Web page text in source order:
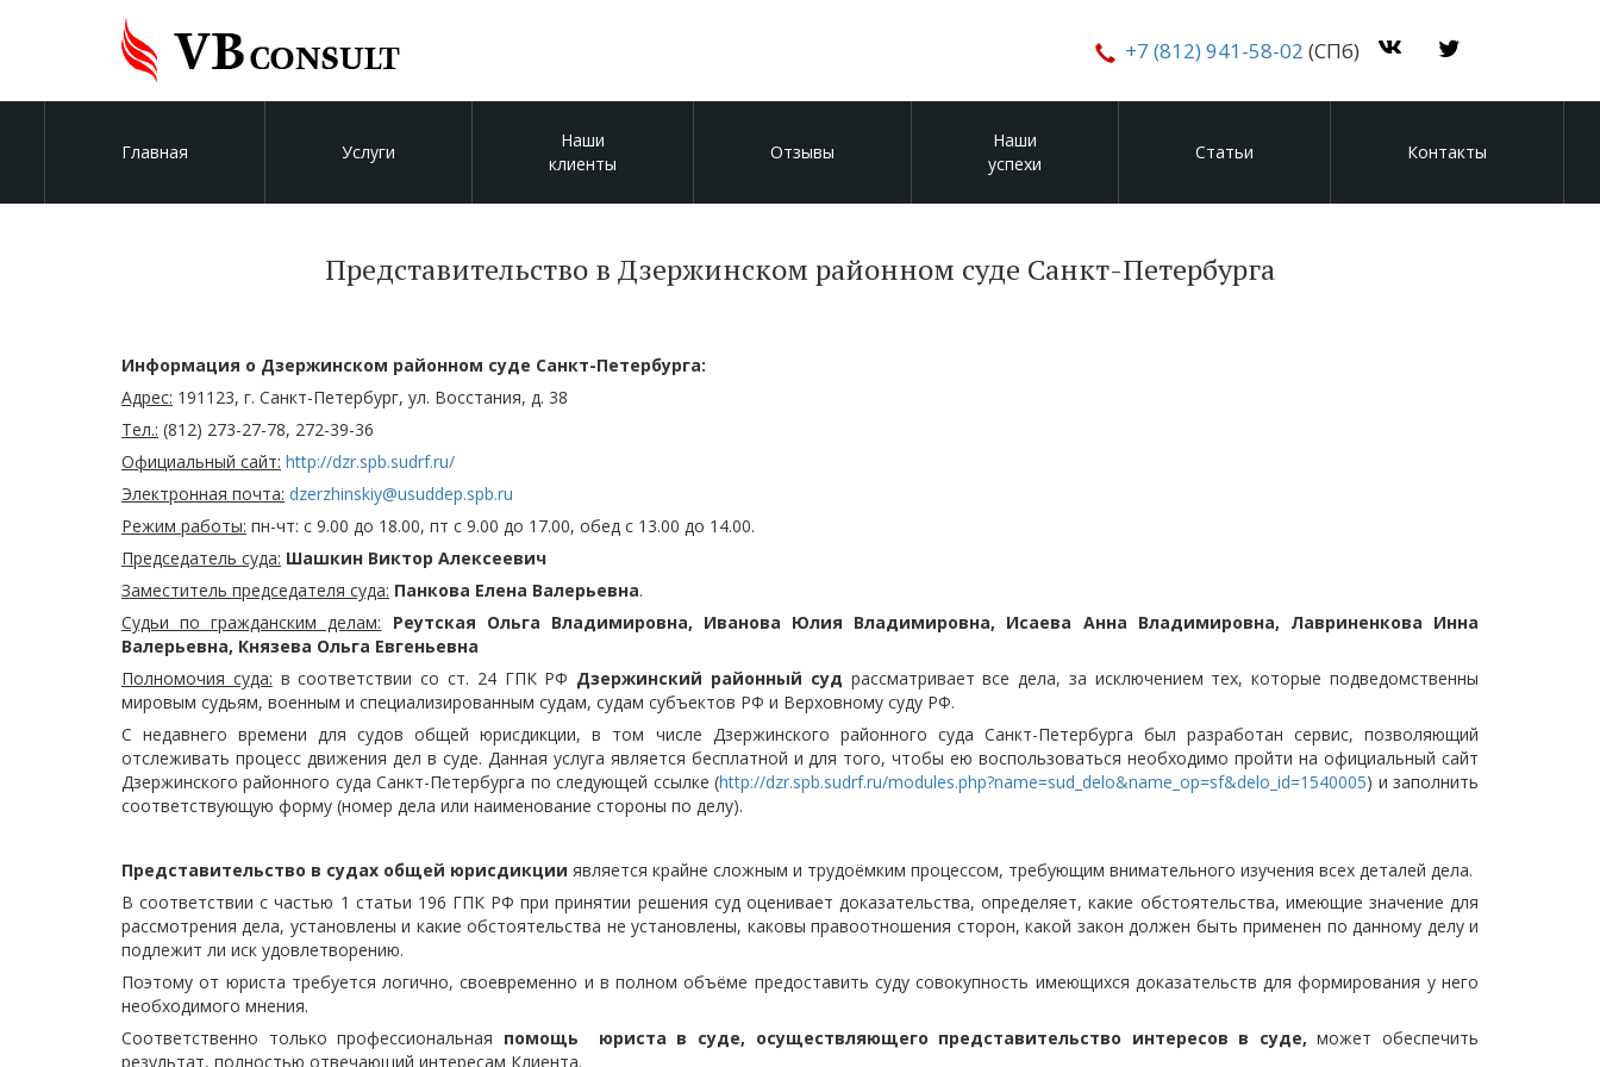
+7 (812) 941-58-02 (СПб)
Главная Услуги
Наши
клиенты
Отзывы
Наши
успехи
Статьи Контакты
Представительство в Дзержинском районном суде Санкт-Петербурга
Информация о Дзержинском районном суде Санкт-Петербурга:
Адрес: 191123, г. Санкт-Петербург, ул. Восстания, д. 38
Тел.: (812) 273-27-78, 272-39-36
Официальный сайт: http://dzr.spb.sudrf.ru/
Электронная почта: dzerzhinskiy@usuddep.spb.ru
Режим работы: пн-чт: с 9.00 до 18.00, пт с 9.00 до 17.00, обед с 13.00 до 14.00.
Председатель суда: Шашкин Виктор Алексеевич
Заместитель председателя суда: Панкова Елена Валерьевна.
Судьи по гражданским делам:
Реутская Ольга Владимировна, Иванова Юлия Владимировна, Исаева Анна Владимировна, Лавриненкова Инна
Валерьевна, Князева Ольга Евгеньевна
Полномочия суда: в соответствии со ст. 24 ГПК РФ Дзержинский районный суд рассматривает все дела, за исключением тех, которые подведомственны
мировым судьям, военным и специализированным судам, судам субъектов РФ и Верховному суду РФ.
С недавнего времени для судов общей юрисдикции, в том числе Дзержинского районного суда Санкт-Петербурга был разработан сервис, позволяющий
отслеживать процесс движения дел в суде. Данная услуга является бесплатной и для того, чтобы ею воспользоваться необходимо пройти на официальный сайт
Дзержинского районного суда Санкт-Петербурга по следующей ссылке (http://dzr.spb.sudrf.ru/modules.php?name=sud_delo&name_op=sf&delo_id=1540005) и заполнить
соответствующую форму (номер дела или наименование стороны по делу).
Представительство в судах общей юрисдикции является крайне сложным и трудоёмким процессом, требующим внимательного изучения всех деталей дела.
В соответствии с частью 1 статьи 196 ГПК РФ при принятии решения суд оценивает доказательства, определяет, какие обстоятельства, имеющие значение для
рассмотрения дела, установлены и какие обстоятельства не установлены, каковы правоотношения сторон, какой закон должен быть применен по данному делу и
подлежит ли иск удовлетворению.
Поэтому от юриста требуется логично, своевременно и в полном объёме предоставить суду совокупность имеющихся доказательств для формирования у него
необходимого мнения.
Соответственно только профессиональная помощь юриста в суде, осуществляющего представительство интересов в суде,может обеспечить
результат, полностью отвечающий интересам Клиента.